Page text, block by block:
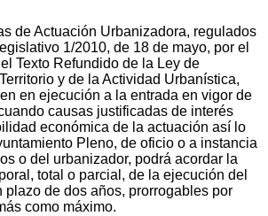
de Actuación Urbanizadora, regulados
1/2010, de 18 de mayo, por el
Texto Refundido de la Ley de
y de la Actividad Urbanística,
en ejecución a la entrada en vigor de
causas justificadas de interés
económica de la actuación así lo
Pleno, de oficio o a instancia
o del urbanizador, podrá acordar la
total o parcial, de la ejecución del
plazo de dos años, prorrogables por
como máximo.